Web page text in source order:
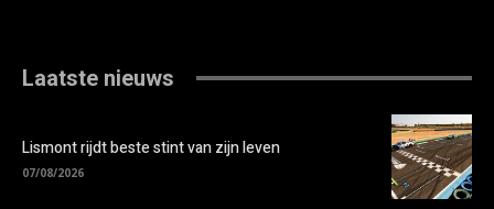
Laatste nieuws
Lismont rijdt beste stint van zijn leven
07/08/2026